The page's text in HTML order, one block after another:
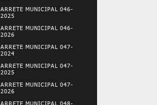
ARRETE MUNICIPAL 046-
2025
ARRETE MUNICIPAL 046-
2026
ARRETE MUNICIPAL 047-
2024
ARRETE MUNICIPAL 047-
2025
ARRETE MUNICIPAL 047-
2026
ARRETE MUNICIPAL 048-